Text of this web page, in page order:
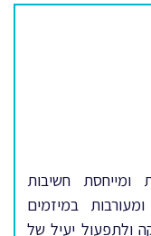
ומייחסת חשיבות
במיזמים
ולתפעול יעיל של